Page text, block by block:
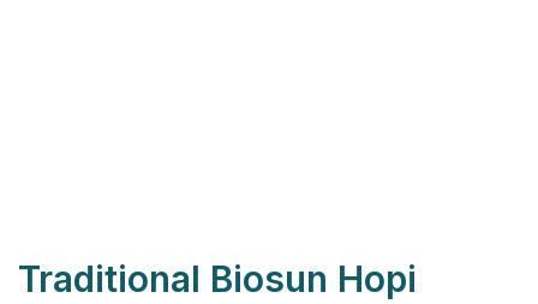
Traditional Biosun Hopi